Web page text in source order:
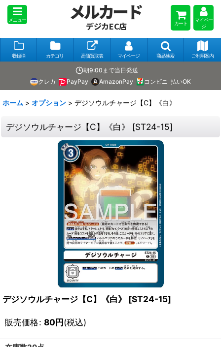
メニュー メルカード
デジカEC店 カート
マイペー
ジ
収録弾 カテゴリ 高価買取表 マイページ 商品検索 ご利用案内
朝9:00まで当日発送
クレカ
PayPay AmazonPay コンビニ 払いOK
ホーム > オプション > デジソウルチャージ【C】《白》
デジソウルチャージ【C】《白》 [ST24-15]
デジソウルチャージ【C】《白》 [ST24-15]
販売価格: 80円(税込)